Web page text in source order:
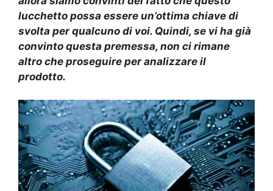
lucchetto possa essere un’ottima chiave di
svolta per qualcuno di voi. Quindi, se vi ha già
convinto questa premessa, non ci rimane
altro che proseguire per analizzare il
prodotto.